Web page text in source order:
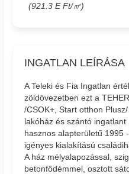
(921.3 E Ft/㎡)
INGATLAN LEÍRÁSA
A Teleki és Fia Ingatlan
zöldövezetben ezt a
/CSOK+, Start otthon
lakóház és szántó
hasznos alapterületű 1995
igényes kialakítású
A ház mélyalapozással,
betonfödémmel, osztott